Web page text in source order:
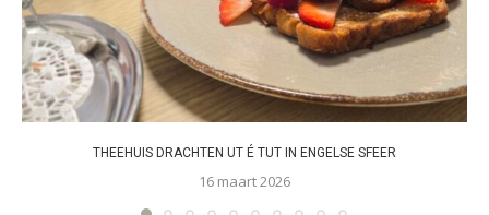
THEEHUIS DRACHTEN UT É TUT IN ENGELSE SFEER
16 maart 2026